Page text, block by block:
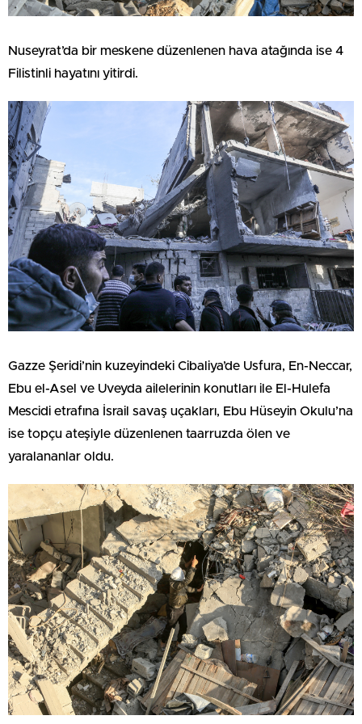
Nuseyrat’da bir meskene düzenlenen hava atağında ise 4
Filistinli hayatını yitirdi.
Gazze Şeridi’nin kuzeyindeki Cibaliya’de Usfura, En-Neccar,
Ebu el-Asel ve Uveyda ailelerinin konutları ile El-Hulefa
Mescidi etrafına İsrail savaş uçakları, Ebu Hüseyin Okulu’na
ise topçu ateşiyle düzenlenen taarruzda ölen ve
yaralananlar oldu.